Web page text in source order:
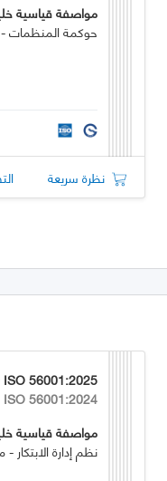
مواصفة قياسية
حوكمة المنظمات -
نظرة سريعة
56001:2025
ISO 56001:2024
مواصفة قياسية
نظم إدارة الابتكار